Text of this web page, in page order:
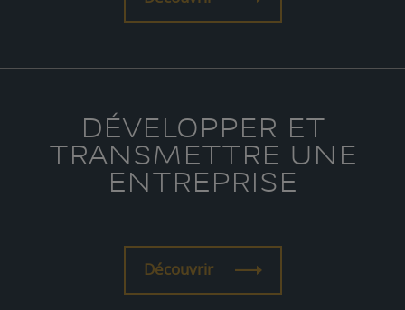
DÉVELOPPER ET
TRANSMETTRE UNE
ENTREPRISE
Découvrir